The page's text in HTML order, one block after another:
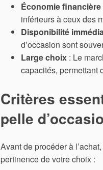
Économie financière
inférieurs à ceux des
Disponibilité
d’occasion sont
Large choix : Le
capacités, permettant
Critères
pelle
Avant de procéder à
pertinence de votre choix :